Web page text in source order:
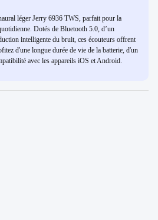
léger Jerry 6936 TWS, parfait pour la
Dotés de Bluetooth 5.0, d’un
intelligente du bruit, ces écouteurs offrent
d'une longue durée de vie de la batterie, d'un
avec les appareils iOS et Android.